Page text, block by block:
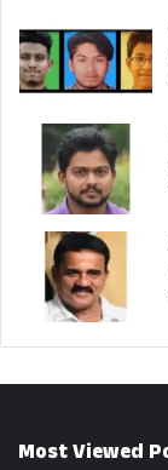
Most Viewed